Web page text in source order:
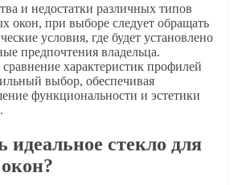
и недостатки различных типов
окон, при выборе следует обращать
условия, где будет установлено
предпочтения владельца.
характеристик профилей
выбор, обеспечивая
функциональности и эстетики
идеальное стекло для